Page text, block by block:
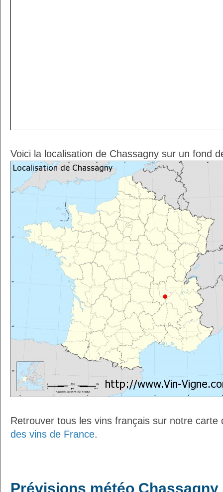
Voici la localisation de Chassagny sur un fond
Retrouver tous les vins français sur notre
des vins de France.
Prévisions météo Chassagny